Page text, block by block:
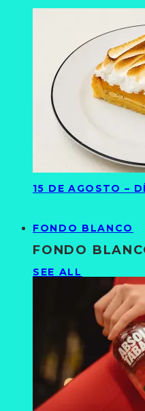
15 DE AGOSTO –
FONDO BLANCO
FONDO
SEE ALL